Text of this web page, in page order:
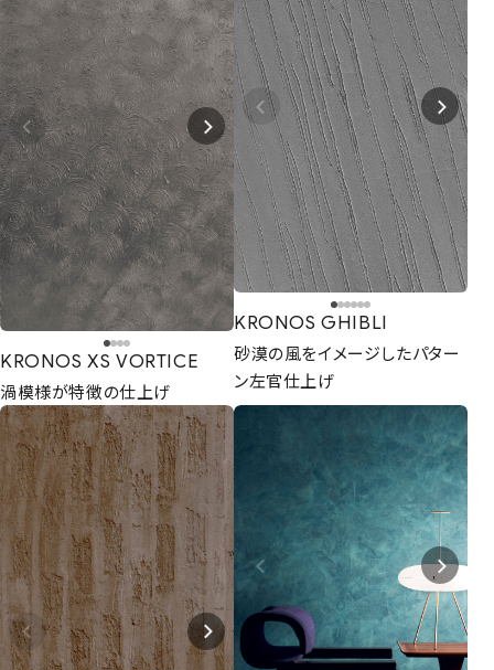
KRONOS XS VORTICE
渦模様が特徴の仕上げ
KRONOS GHIBLI
砂漠の風をイメージしたパター
ン左官仕上げ
CONTACT
まずは相談からでも、お気軽にお問い合
わせください。